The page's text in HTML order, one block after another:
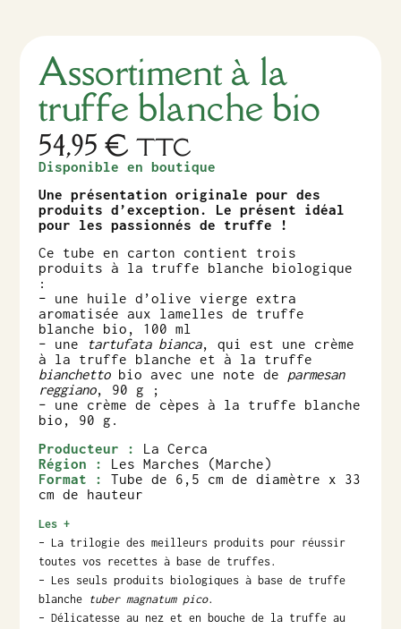
Assortiment à la
truffe blanche bio
54,95 € TTC
Disponible en boutique
Une présentation originale pour des
produits d’exception. Le présent idéal
pour les passionnés de truffe !
Ce tube en carton contient trois
produits à la truffe blanche biologique
:
– une huile d’olive vierge extra
aromatisée aux lamelles de truffe
blanche bio, 100 ml
– une
tartufata bianca, qui est une crème
à la truffe blanche et à la truffe
bianchettobio avec une note de parmesan
reggiano, 90 g ;
– une crème de cèpes à la truffe blanche
bio, 90 g.
Producteur :
La Cerca
Région :
Les Marches (Marche)
Format :
Tube de 6,5 cm de diamètre x 33
cm de hauteur
Les +
– La trilogie des meilleurs produits pour réussir
toutes vos recettes à base de truffes.
– Les seuls produits biologiques à base de truffe
blanche tuber magnatum pico.
– Délicatesse au nez et en bouche de la truffe au